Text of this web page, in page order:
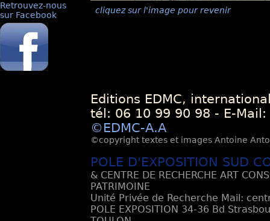
Retrouvez-nous
sur Facebook
cliquez sur l'image pour revenir
Editions EDMC,
tél: 06 10 99 90 98 - E-Mail:
©EDMC-A.A
©copyright textes et images Antoine
POLE D'EXPOSITION SUD
& CENTRE DE RECHERCHE ART
PATRIMOINE
Unité Privée de Recherche Mail:
POLE EXPOSITION 34-36 Bd